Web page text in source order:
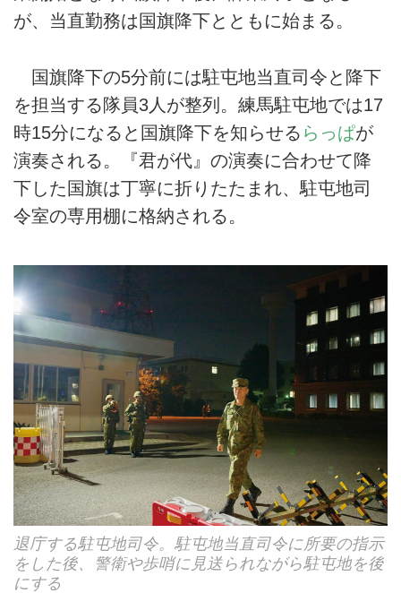
が、当直勤務は国旗降下とともに始まる。
国旗降下の5分前には駐屯地当直司令と降下
を担当する隊員3人が整列。練馬駐屯地では17
時15分になると国旗降下を知らせる らっぱが
演奏される。『君が代』の演奏に合わせて降
下した国旗は丁寧に折りたたまれ、駐屯地司
令室の専用棚に格納される。
退庁する駐屯地司令。駐屯地当直司令に所要の指示
をした後、警衛や歩哨に見送られながら駐屯地を後
にする